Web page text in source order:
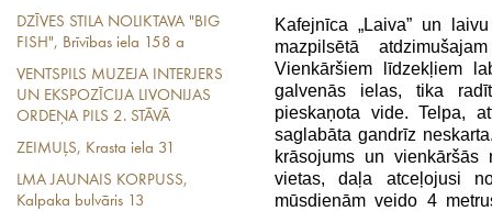
DZĪVES STILA NOLIKTAVA "BIG
FISH", Brīvības iela 158 a
VENTSPILS MUZEJA INTERJERS
UN EKSPOZĪCIJA LIVONIJAS
ORDEŅA PILS 2. STĀVĀ
ZEIMUĻS, Krasta iela 31
LMA JAUNAIS KORPUSS,
Kalpaka bulvāris 13
Kafejnīca „Laiva” un
mazpilsētā
Vienkāršiem līdzekļiem
galvenās ielas, tika
pieskaņota vide. Telpa,
saglabāta gandrīz
krāsojums un
vietas, daļa atceļojusi
mūsdienām veido 4